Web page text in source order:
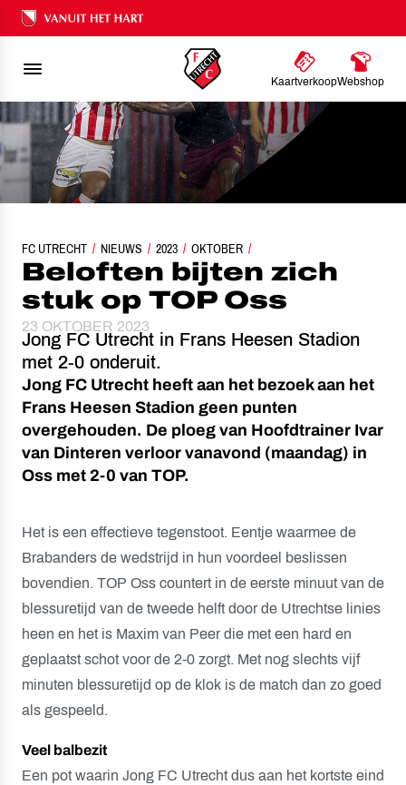
Ons nalatenschap
KaartverkoopWebshop
FC UTRECHT NIEUWS 2023 OKTOBER
BELOFTEN BIJTEN ZICH STUK OP TOP OSS
Beloften bijten zich
stuk op TOP Oss
23 OKTOBER 2023
Jong FC Utrecht in Frans Heesen Stadion
met 2-0 onderuit.
Jong FC Utrecht heeft aan het bezoek aan het
Frans Heesen Stadion geen punten
overgehouden. De ploeg van Hoofdtrainer Ivar
van Dinteren verloor vanavond (maandag) in
Oss met 2-0 van TOP.
Het is een effectieve tegenstoot. Eentje waarmee de
Brabanders de wedstrijd in hun voordeel beslissen
bovendien. TOP Oss countert in de eerste minuut van de
blessuretijd van de tweede helft door de Utrechtse linies
heen en het is Maxim van Peer die met een hard en
geplaatst schot voor de 2-0 zorgt. Met nog slechts vijf
minuten blessuretijd op de klok is de match dan zo goed
als gespeeld.
Veel balbezit
Een pot waarin Jong FC Utrecht dus aan het kortste eind